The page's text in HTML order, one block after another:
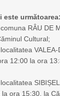
este următoarea:
RÂU DE
Cultural;
12:00 la ora
ora 15:30, la